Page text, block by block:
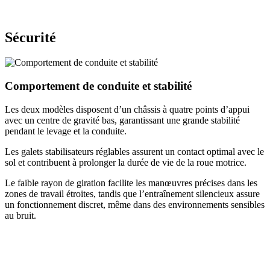
Sécurité
Comportement de conduite et stabilité
Les deux modèles disposent d’un châssis à quatre points d’appui
avec un centre de gravité bas, garantissant une grande stabilité
pendant le levage et la conduite.
Les galets stabilisateurs réglables assurent un contact optimal avec le
sol et contribuent à prolonger la durée de vie de la roue motrice.
Le faible rayon de giration facilite les manœuvres précises dans les
zones de travail étroites, tandis que l’entraînement silencieux assure
un fonctionnement discret, même dans des environnements sensibles
au bruit.